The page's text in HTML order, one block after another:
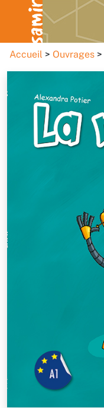
Accueil Ouvrages